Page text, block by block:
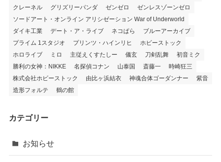
クレーネル
グリズリーパンダ ゼンゼロ
ゼンレスゾーンゼロ
ソードアート・オンライン アリシゼーション War of Underworld
ダイキ工業
デート・ア・ライブ ネコぱら
ブルーアーカイブ
プライム 1スタジオ
プリンツ・ハインリヒ
ホビーストック
ホロライブ
ミロ 主従えくすたしー 儀玄 刀剣乱舞
初音ミク
勝利の女神：NIKKE
名探偵コナン 山泰国 斎藤一
時崎狂三
株式会社ホビーストック
由比ヶ浜結衣 神魂合体ゴーダンナー
紫音
造形フォルテ
鶴の館
カテゴリー
お知らせ